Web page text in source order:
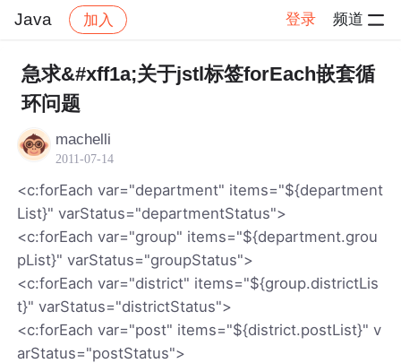
Java 加入 登录 频道
社区 Java 帖子详情
急求&#xff1a;关于jstl标签forEach嵌套循
环问题
machelli
2011-07-14
<c:forEach var="department" items="${department
List}" varStatus="departmentStatus">
<c:forEach var="group" items="${department.grou
pList}" varStatus="groupStatus">
<c:forEach var="district" items="${group.districtLis
t}" varStatus="districtStatus">
<c:forEach var="post" items="${district.postList}" v
arStatus="postStatus">